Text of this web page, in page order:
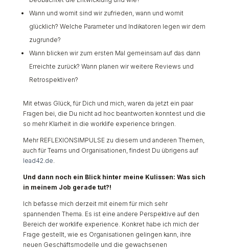
Wann und womit sind wir zufrieden, wann und womit
glücklich? Welche Parameter und Indikatoren legen wir dem
zugrunde?
Wann blicken wir zum ersten Mal gemeinsam auf das dann
Erreichte zurück? Wann planen wir weitere Reviews und
Retrospektiven?
Mit etwas Glück, für Dich und mich, waren da jetzt ein paar
Fragen bei, die Du nicht ad hoc beantworten konntest und die
so mehr Klarheit in die worklife experience bringen.
Mehr REFLEXIONSIMPULSE zu diesem und anderen Themen,
auch für Teams und Organisationen, findest Du übrigens auf
lead42.de
Und dann noch ein Blick hinter meine Kulissen: Was sich
in meinem Job gerade tut?!
Ich befasse mich derzeit mit einem für mich sehr
spannenden Thema. Es ist eine andere Perspektive auf den
Bereich der worklife experience. Konkret habe ich mich der
Frage gestellt, wie es Organisationen gelingen kann, ihre
neuen Geschäftsmodelle und die gewachsenen